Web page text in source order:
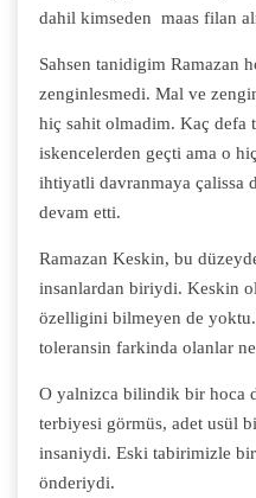
dahil kimseden maas filan
Sahsen tanidigim Ramazan
zenginlesmedi. Mal ve
hiç sahit olmadim. Kaç
iskencelerden geçti ama o
ihtiyatli davranmaya çalissa
devam etti.
Ramazan Keskin, bu
insanlardan biriydi. Keskin
özelligini bilmeyen de
toleransin farkinda olanlar
O yalnizca bilindik bir hoca
terbiyesi görmüs, adet usül
insaniydi. Eski tabirimizle
önderiydi.